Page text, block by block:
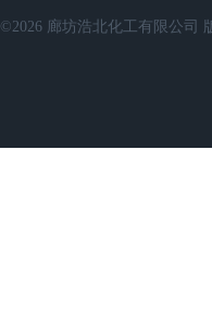
©2026 廊坊浩北化工有限公司